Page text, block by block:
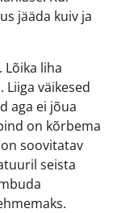
jääda kuiv ja
liha
väikesed
aga ei jõua
on kõrbema
soovitatav
seista